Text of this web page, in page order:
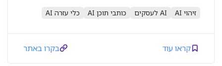
זיהוי AI AI לעסקים כותבי תוכן AI כלי עזרה AI
קראו עוד בקרו באתר